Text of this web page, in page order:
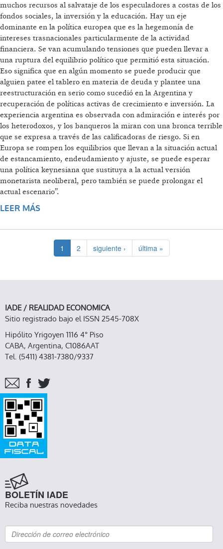
muchos recursos al salvataje de los especuladores a costas de los
fondos sociales, la inversión y la educación. Hay un eje
dominante en la política europea que es la hegemonía de
intereses trasnacionales particularmente de la actividad
financiera. Se van acumulando tensiones que pueden llevar a
una ruptura del equilibrio político que permitió esta situación.
Eso significa que en algún momento se puede producir que
alguien patee el tablero en materia de deuda y plantee una
reestructuración en serio como sucedió en la Argentina y
recuperación de políticas activas de crecimiento e inversión. La
experiencia argentina es observada con admiración e interés por
los heterodoxos, y los banqueros la miran con una bronca terrible
que se expresa a través de las calificadoras de riesgo. Si en
Europa se rompen los equilibrios que llevan a la situación actual
de estancamiento, endeudamiento y ajuste, se puede esperar
una política keynesiana que sustituya a la actual versión
monetarista neoliberal, pero también se puede prolongar el
actual escenario”.
LEER MÁS
1 2 siguiente › última »
IADE / REALIDAD ECONOMICA
Sitio registrado bajo el ISSN 2545-708X
Hipólito Yrigoyen 1116 4° Piso
CABA, Argentina, C1086AAT
Tel. (5411) 4381-7380/9337
BOLETÍN IADE
Reciba nuestras novedades